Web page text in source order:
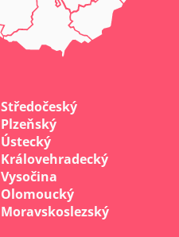
Středočeský
Plzeňský
Ústecký
Královehradecký
Vysočina
Olomoucký
Moravskoslezský